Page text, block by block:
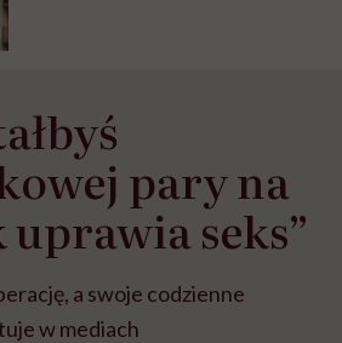
pary na
seks”
a swoje codzienne
w mediach